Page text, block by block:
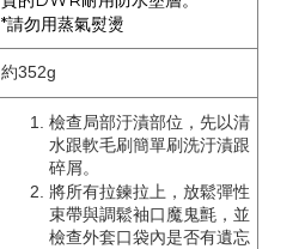
*請勿用蒸氣熨燙
約352g
檢查局部汙漬部位，先以清
水跟軟毛刷簡單刷洗汙漬跟
碎屑。
將所有拉鍊拉上，放鬆彈性
束帶與調鬆袖口魔鬼氈，並
檢查外套口袋內是否有遺忘